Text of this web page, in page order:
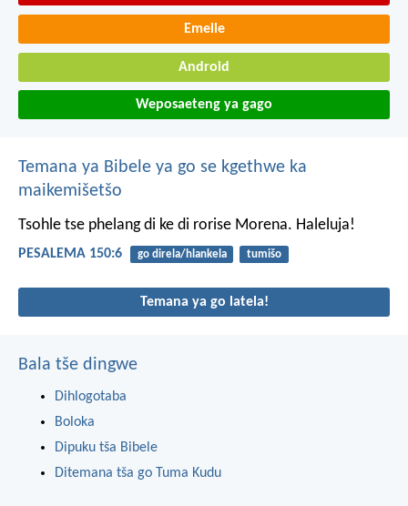
Emeile
Android
Weposaeteng ya gago
Temana ya Bibele ya go se kgethwe ka
maikemišetšo
Tsohle tse phelangdi ke di rorise Morena. Haleluja!
PESALEMA 150:6 go direla/hlankela tumišo
Temana ya go latela!
Bala tše dingwe
Dihlogotaba
Boloka
Dipuku tša Bibele
Ditemana tša go Tuma Kudu